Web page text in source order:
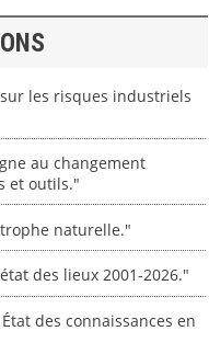
les risques industriels
au changement
et outils."
naturelle."
des lieux 2001-2026."
des connaissances en